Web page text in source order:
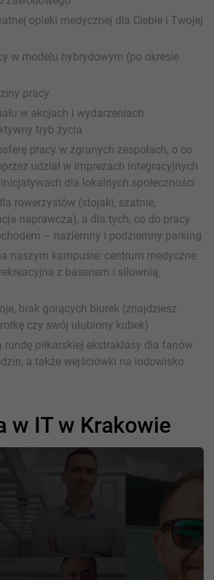
opieki medycznej dla Ciebie i Twojej
w modelu hybrydowym (po okresie
pracy
w akcjach i wydarzeniach
tryb życia
pracy w zgranych zespołach, o co
udział w imprezach integracyjnych
dla lokalnych społeczności
rowerzystów (stojaki, szatnie,
naprawcza), a dla tych, co do pracy
– naziemny i podziemny parking
naszym kampusie: centrum medyczne
z basenem i siłownią,
brak gorących biurek (znajdziesz
czy swój ulubiony kubek)
rundę piłkarskiej ekstraklasy dla fanów
a także wejściówki na lodowisko
w IT w Krakowie